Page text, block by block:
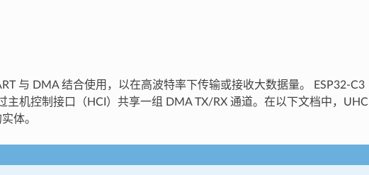
与 DMA 结合使用，以在高波特率下传输或接收大数据量。 ESP32-C3
主机控制接口（HCI）共享一组 DMA TX/RX 通道。在以下文档中，UHCI
体。